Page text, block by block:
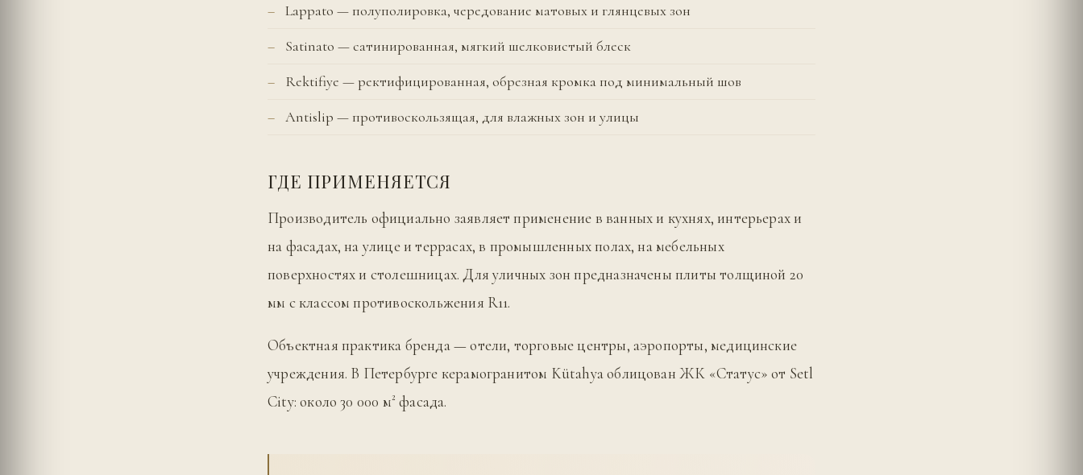
Lappato — полуполировка, чередование матовых и глянцевых зон
Satinato — сатинированная, мягкий шелковистый блеск
Rektifiye — ректифицированная, обрезная кромка под минимальный шов
Antislip — противоскользящая, для влажных зон и улицы
ГДЕ ПРИМЕНЯЕТСЯ
Производитель официально заявляет применение в ванных и кухнях, интерьерах и
на фасадах, на улице и террасах, в промышленных полах, на мебельных
поверхностях и столешницах. Для уличных зон предназначены плиты толщиной 20
мм с классом противоскольжения R11.
Объектная практика бренда — отели, торговые центры, аэропорты, медицинские
учреждения. В Петербурге керамогранитом Kütahya облицован ЖК «Статус» от Setl
City: около 30 000 м² фасада.